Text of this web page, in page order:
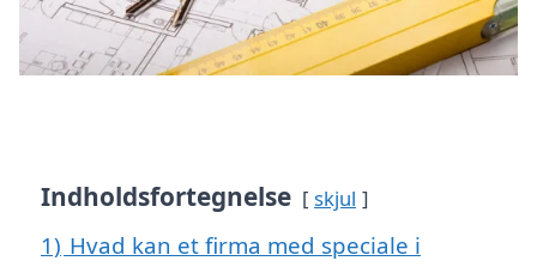
Indholdsfortegnelse skjul
1) Hvad kan et firma med speciale i